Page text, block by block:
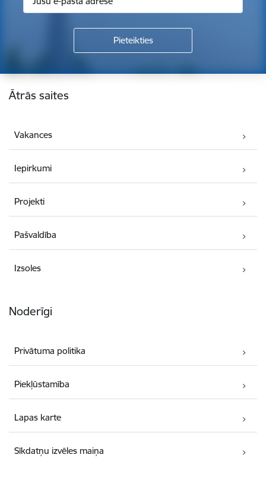
Kājene
Ātrās saites
Vakances
Iepirkumi
Projekti
Pašvaldība
Izsoles
Noderīgi
Privātuma politika
Piekļūstamība
Lapas karte
Sīkdatņu izvēles maiņa